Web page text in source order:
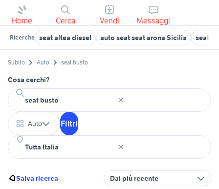
Home Cerca Vendi Messaggi
Ricerche seat altea diesel auto seat seat arona Sicilia seat
Subito Auto seat busto
Cosa cerchi?
Auto Filtri
Salva ricerca Dal più recente